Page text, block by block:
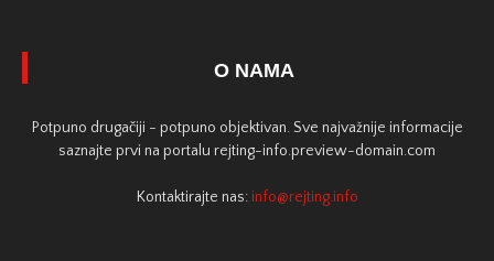
O NAMA
Potpuno drugačiji - potpuno objektivan. Sve najvažnije informacije
saznajte prvi na portalu rejting-info.preview-domain.com
Kontaktirajte nas: info@rejting.info